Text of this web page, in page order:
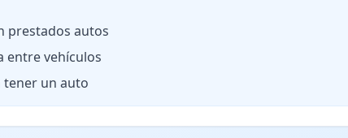
prestados autos
entre vehículos
tener un auto